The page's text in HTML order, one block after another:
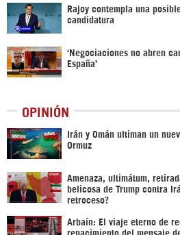
Rajoy contempla una
candidatura
‘Negociaciones no abren
España’
OPINIÓN
Irán y Omán ultiman un
Ormuz
Amenaza, ultimátum,
belicosa de Trump contra
retroceso?
Arbaín: El viaje eterno de
renacimiento del mensaje